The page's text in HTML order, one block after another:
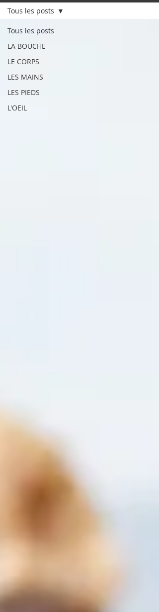
Tous les posts
LA BOUCHE
LE CORPS
LES MAINS
LES PIEDS
L'OEIL
Tous les posts